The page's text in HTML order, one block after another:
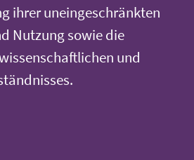
ihrer uneingeschränkten
Nutzung sowie die
und